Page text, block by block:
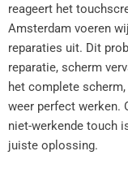
reageert het
Amsterdam voeren
reparaties uit. Dit
reparatie, scherm
het complete
weer perfect werken.
niet-werkende touch
juiste oplossing.